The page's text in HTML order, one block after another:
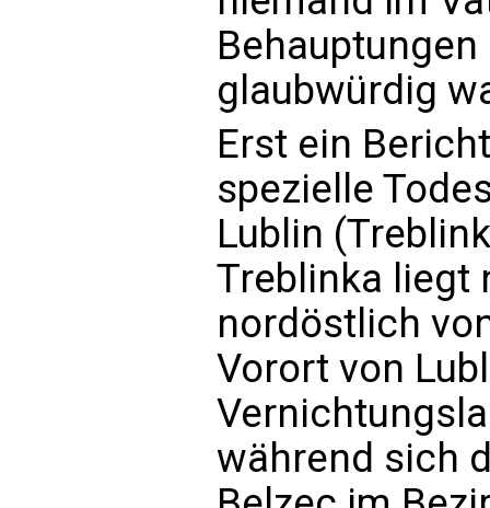
glaubwürdig
Erst ein
spezielle
Lublin
Treblinka liegt
nordöstlich
Vorort von
während sich